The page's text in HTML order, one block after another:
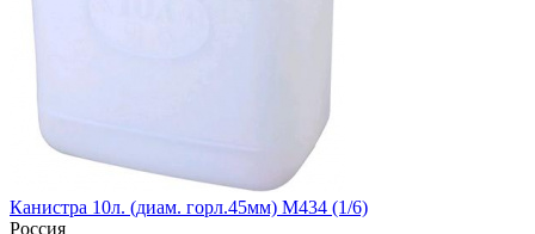
Канистра 10л. (диам. горл.45мм) М434 (1/6)
Россия